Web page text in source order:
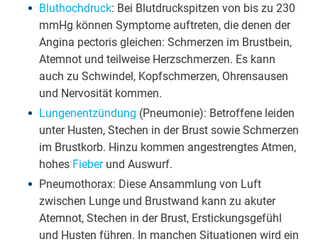
Bluthochdruck: Bei Blutdruckspitzen von bis zu 230
mmHg können Symptome auftreten, die denen der
Angina pectoris gleichen: Schmerzen im Brustbein,
Atemnot und teilweise Herzschmerzen. Es kann
auch zu Schwindel, Kopfschmerzen, Ohrensausen
und Nervosität kommen.
Lungenentzündung (Pneumonie): Betroffene leiden
unter Husten, Stechen in der Brust sowie Schmerzen
im Brustkorb. Hinzu kommen angestrengtes Atmen,
hohes Fieber und Auswurf.
Pneumothorax: Diese Ansammlung von Luft
zwischen Lunge und Brustwand kann zu akuter
Atemnot, Stechen in der Brust, Erstickungsgefühl
und Husten führen. In manchen Situationen wird ein